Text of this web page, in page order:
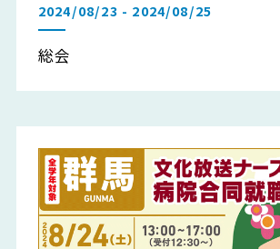
2024/08/23 - 2024/08/25
総会